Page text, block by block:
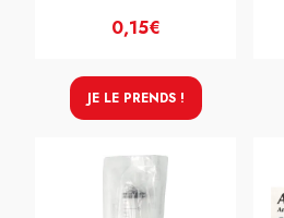
0,15€
JE LE PRENDS !